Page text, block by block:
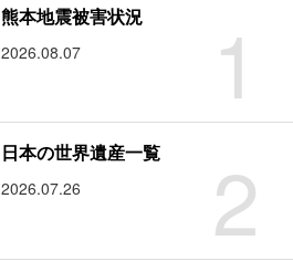
1
熊本地震被害状況
2026.08.07
2
日本の世界遺産一覧
2026.07.26